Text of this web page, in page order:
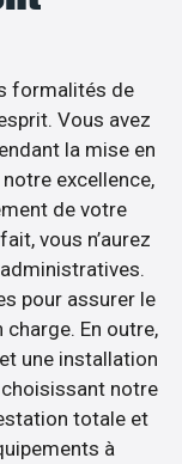
formalités de
Vous avez
la mise en
excellence,
de votre
vous n’aurez
pour assurer le
En outre,
une installation
notre
totale et
à